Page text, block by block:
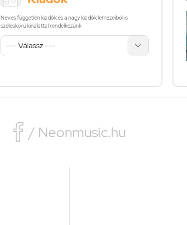
Neves független kiadók és a nagy kiadók lemezeiből is
széleskörű kínálattal rendelkezünk:
 / Neonmusic.hu